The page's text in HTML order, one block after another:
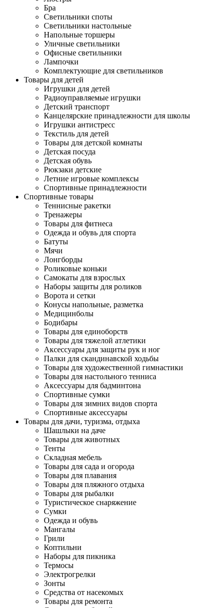
Бра
Светильники споты
Светильники настольные
Напольные торшеры
Уличные светильники
Офисные светильники
Лампочки
Комплектующие для светильников
Товары для детей
Игрушки для детей
Радиоуправляемые игрушки
Детский транспорт
Канцелярские принадлежности для школы
Игрушки антистресс
Текстиль для детей
Товары для детской комнаты
Детская посуда
Детская обувь
Рюкзаки детские
Летние игровые комплексы
Спортивные принадлежности
Спортивные товары
Теннисные ракетки
Тренажеры
Товары для фитнеса
Одежда и обувь для спорта
Батуты
Мячи
Лонгборды
Роликовые коньки
Самокаты для взрослых
Наборы защиты для роликов
Ворота и сетки
Конусы напольные, разметка
Медицинболы
Бодибары
Товары для единоборств
Товары для тяжелой атлетики
Аксессуары для защиты рук и ног
Палки для скандинавской ходьбы
Товары для художественной гимнастики
Товары для настольного тенниса
Аксессуары для бадминтона
Спортивные сумки
Товары для зимних видов спорта
Спортивные аксессуары
Товары для дачи, туризма, отдыха
Шашлыки на даче
Товары для животных
Тенты
Складная мебель
Товары для сада и огорода
Товары для плавания
Товары для пляжного отдыха
Товары для рыбалки
Туристическое снаряжение
Сумки
Одежда и обувь
Мангалы
Грили
Коптильни
Наборы для пикника
Термосы
Электрогрелки
Зонты
Средства от насекомых
Товары для ремонта